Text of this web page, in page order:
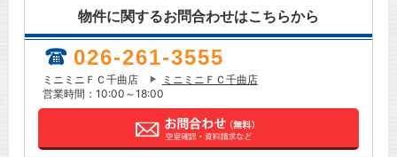
物件に関するお問合わせはこちらから
026-261-3555
ミニミニＦＣ千曲店
ミニミニＦＣ千曲店
営業時間：10:00～18:00